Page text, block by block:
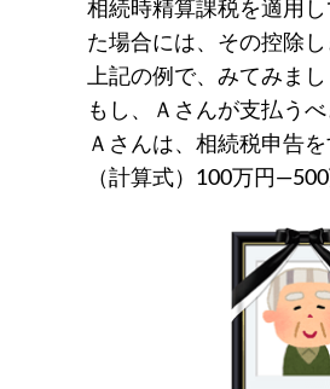
相続時精算課税を適用
た場合には、その控除
上記の例で、みてみまし
もし、Ａさんが支払う
Ａさんは、相続税申告
（計算式）100万円